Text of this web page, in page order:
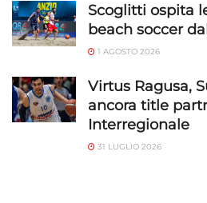
Scoglitti ospita
beach soccer
1 AGOSTO 2026
Virtus Ragusa,
ancora title
Interregionale
31 LUGLIO 2026